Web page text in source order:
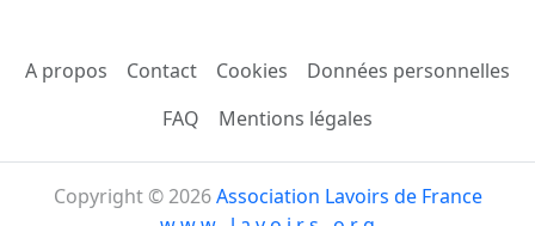
A propos Contact Cookies
Données personnelles
FAQ
Mentions légales
Copyright © 2026Association Lavoirs de France